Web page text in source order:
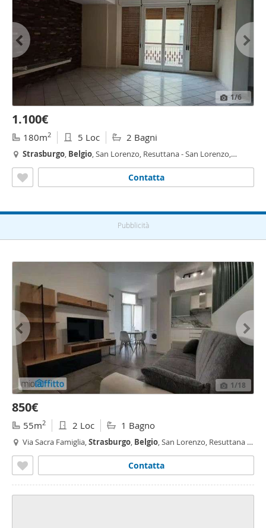
1/6
1.100€
180m2 5 Loc 2 Bagni
Strasburgo, Belgio, San Lorenzo, Resuttana - San Lorenzo,
Contatta
Pubblicità
1/18
850€
55m2 2 Loc 1 Bagno
Via Sacra Famiglia,Strasburgo, Belgio, San Lorenzo, Resuttana -
Contatta